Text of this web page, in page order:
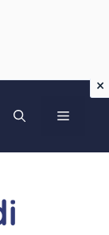
MENU